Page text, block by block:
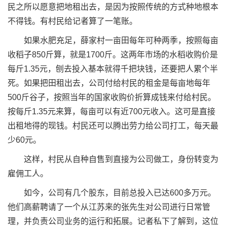
民之所以愿意把地租出去，是因为按照传统的方式种地根本
不得钱。有村民给记者算了一笔账。
如果水肥充足，薛家村一亩田每年可种两季，按照每亩
收稻子850斤算，就是1700斤。这两年市场的水稻收购价是
每斤1.35元，刨去投入基本就得千把块钱，还要把人累个半
死。如果把田租出去，公司付给村民的租金是每亩地每年
500斤谷子，按照当年的国家收购价折算成钱来付给村民。
按每斤1.35元来算，每亩可以有近700元收入。这可是直接
出租地得的现钱。村民还可以腾出劳力给公司打工，每天最
少60元。
这样，村民从自种自售到直接为公司做工，身份转变为
雇佣工人。
如今，公司有几个股东，目前总投入已达600多万元。
他们高薪聘请了一个从江苏来的张先生对公司进行日常管
理，并负责公司业务的运行和拓展。记者私下了解到，这位